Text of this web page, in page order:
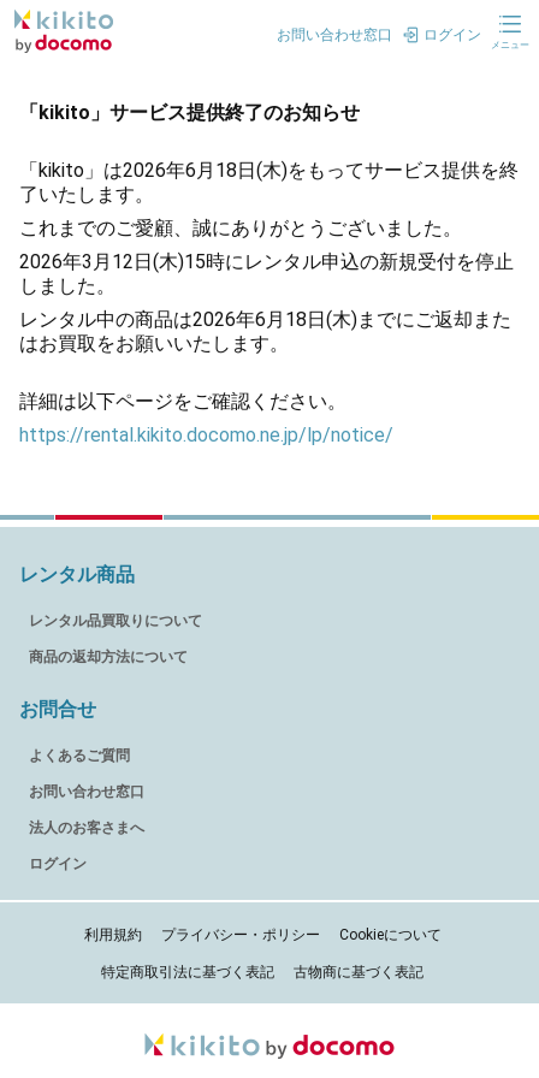
お問い合わせ窓口 ログイン
メニュー
「kikito」サービス提供終了のお知らせ
「kikito」は2026年6月18日(木)をもってサービス提供を終
了いたします。
これまでのご愛顧、誠にありがとうございました。
2026年3月12日(木)15時にレンタル申込の新規受付を停止
しました。
レンタル中の商品は2026年6月18日(木)までにご返却また
はお買取をお願いいたします。
詳細は以下ページをご確認ください。
https://rental.kikito.docomo.ne.jp/lp/notice/
レンタル商品
レンタル品買取りについて
商品の返却方法について
お問合せ
よくあるご質問
お問い合わせ窓口
法人のお客さまへ
ログイン
利用規約 プライバシー・ポリシー Cookieについて
特定商取引法に基づく表記 古物商に基づく表記